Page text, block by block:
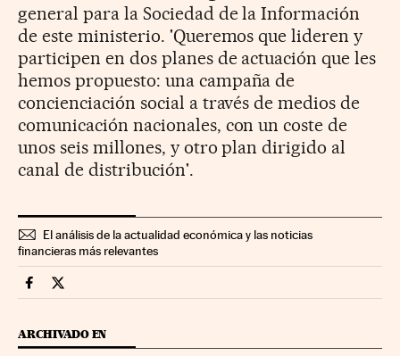
general para la Sociedad de la Información
de este ministerio. 'Queremos que lideren y
participen en dos planes de actuación que les
hemos propuesto: una campaña de
concienciación social a través de medios de
comunicación nacionales, con un coste de
unos seis millones, y otro plan dirigido al
canal de distribución'.
El análisis de la actualidad económica y las noticias
financieras más relevantes
Companias Cinco Días en Facebook
Companias Cinco Días en Twitter
ARCHIVADO EN